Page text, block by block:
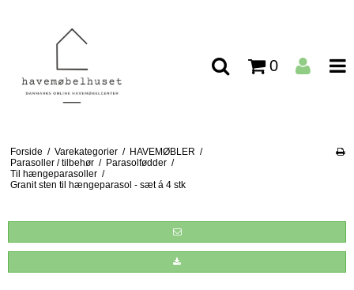
0
Forside / Varekategorier / HAVEMØBLER /
Parasoller / tilbehør / Parasolfødder /
Til hængeparasoller /
Granit sten til hængeparasol - sæt á 4 stk